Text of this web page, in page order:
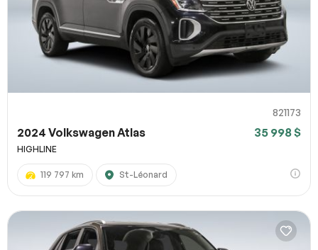
821173
2024 Volkswagen Atlas 35 998 $
HIGHLINE
119 797 km St-Léonard